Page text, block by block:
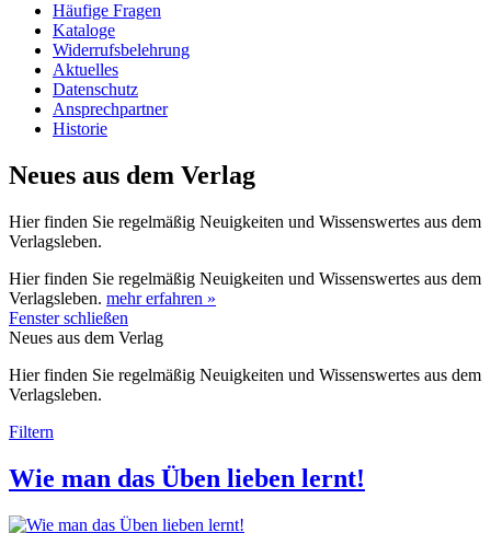
Häufige Fragen
Kataloge
Widerrufsbelehrung
Aktuelles
Datenschutz
Ansprechpartner
Historie
Neues aus dem Verlag
Hier finden Sie regelmäßig Neuigkeiten und Wissenswertes aus dem
Verlagsleben.
Hier finden Sie regelmäßig Neuigkeiten und Wissenswertes aus dem
Verlagsleben. mehr erfahren »
Fenster schließen
Neues aus dem Verlag
Hier finden Sie regelmäßig Neuigkeiten und Wissenswertes aus dem
Verlagsleben.
Filtern
Wie man das Üben lieben lernt!